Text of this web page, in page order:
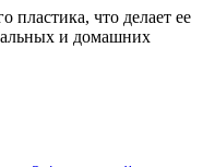
пластика, что делает ее
и домашних